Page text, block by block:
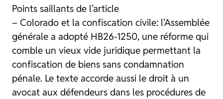
Points saillants de l’article
– Colorado et la confiscation civile: l’Assemblée
générale a adopté HB26-1250, une réforme qui
comble un vieux vide juridique permettant la
confiscation de biens sans condamnation
pénale. Le texte accorde aussi le droit à un
avocat aux défendeurs dans les procédures de